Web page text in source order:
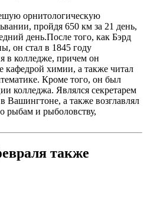
орнитологическую
пройдя 650 км за 21 день,
день.После того, как Бэрд
он стал в 1845 году
в колледже, причем он
кафедрой химии, а также читал
Кроме того, он был
колледжа. Являлся секретарем
Вашингтоне, а также возглавлял
рыбам и рыболовству,
также